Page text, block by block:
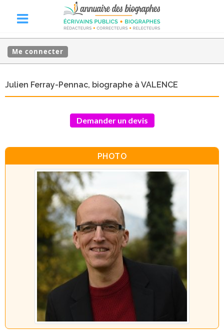
Me connecter
Julien Ferray-Pennac, biographe à VALENCE
Demander un devis
PHOTO